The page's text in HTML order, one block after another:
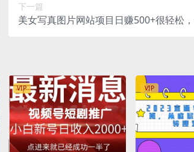
下一篇
美女写真图片网站项目日赚500+很轻松
VIP VIP